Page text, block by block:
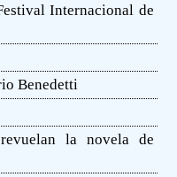
Internacional de
Benedetti
la novela de